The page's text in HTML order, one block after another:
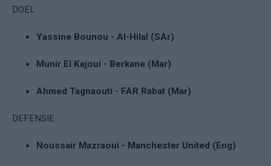
DOEL
Yassine Bounou - Al-Hilal (SAr)
Munir El Kajoui - Berkane (Mar)
Ahmed Tagnaouti - FAR Rabat (Mar)
DEFENSIE
Noussair Mazraoui - Manchester United (Eng)